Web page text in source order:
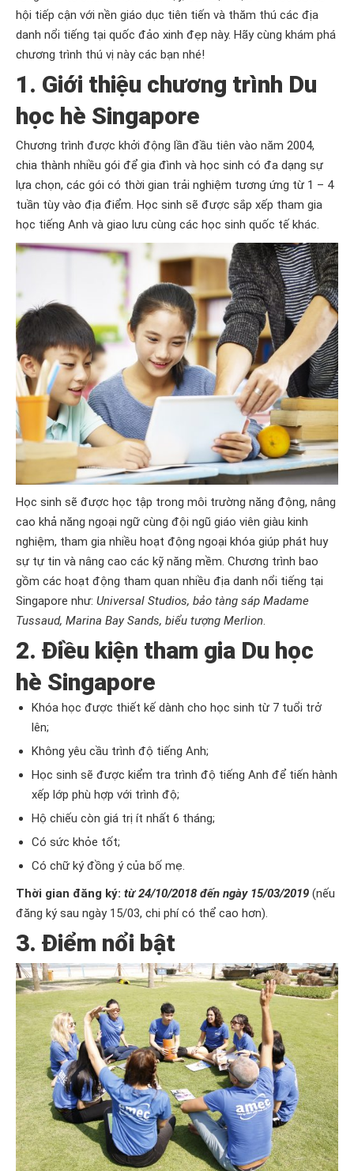
hội tiếp cận với nền giáo dục tiên tiến và thăm thú các địa
danh nổi tiếng tại quốc đảo xinh đẹp này. Hãy cùng khám phá
chương trình thú vị này các bạn nhé!
1. Giới thiệu chương trình Du
học hè Singapore
Chương trình được khởi động lần đầu tiên vào năm 2004,
chia thành nhiều gói để gia đình và học sinh có đa dạng sự
lựa chọn, các gói có thời gian trải nghiệm tương ứng từ 1 – 4
tuần tùy vào địa điểm. Học sinh sẽ được sắp xếp tham gia
học tiếng Anh và giao lưu cùng các học sinh quốc tế khác.
Học sinh sẽ được học tập trong môi trường năng động, nâng
cao khả năng ngoại ngữ cùng đội ngũ giáo viên giàu kinh
nghiệm, tham gia nhiều hoạt động ngoại khóa giúp phát huy
sự tự tin và nâng cao các kỹ năng mềm. Chương trình bao
gồm các hoạt động tham quan nhiều địa danh nổi tiếng tại
Singapore như: Universal Studios, bảo tàng sáp Madame
Tussaud, Marina Bay Sands, biểu tượng Merlion.
2. Điều kiện tham gia Du học
hè Singapore
Khóa học được thiết kế dành cho học sinh từ 7 tuổi trở
lên;
Không yêu cầu trình độ tiếng Anh;
Học sinh sẽ được kiểm tra trình độ tiếng Anh để tiến hành
xếp lớp phù hợp với trình độ;
Hộ chiếu còn giá trị ít nhất 6 tháng;
Có sức khỏe tốt;
Có chữ ký đồng ý của bố mẹ.
Thời gian đăng ký: từ 24/10/2018 đến ngày 15/03/2019 (nếu
đăng ký sau ngày 15/03, chi phí có thể cao hơn).
3. Điểm nổi bật